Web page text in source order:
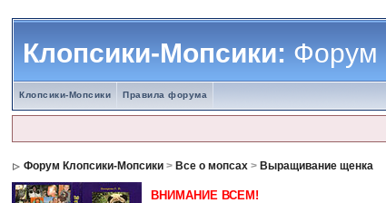
Клопсики-Мопсики:Форум
Клопсики-Мопсики Правила форума
Форум Клопсики-Мопсики > Все о мопсах > Выращивание щенка
ВНИМАНИЕ ВСЕМ!